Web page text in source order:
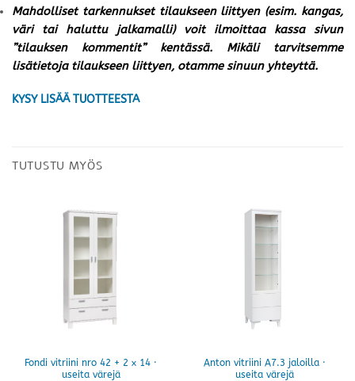
Mahdolliset tarkennukset tilaukseen liittyen (esim. kangas,
väri tai haluttu jalkamalli) voit ilmoittaa kassa sivun
”tilauksen kommentit” kentässä. Mikäli tarvitsemme
lisätietoja tilaukseen liittyen, otamme sinuun yhteyttä.
KYSY LISÄÄ TUOTTEESTA
TUTUSTU MYÖS
Fondi vitriini nro 42 + 2 x 14 ·
useita värejä
Anton vitriini A7.3 jaloilla ·
useita värejä